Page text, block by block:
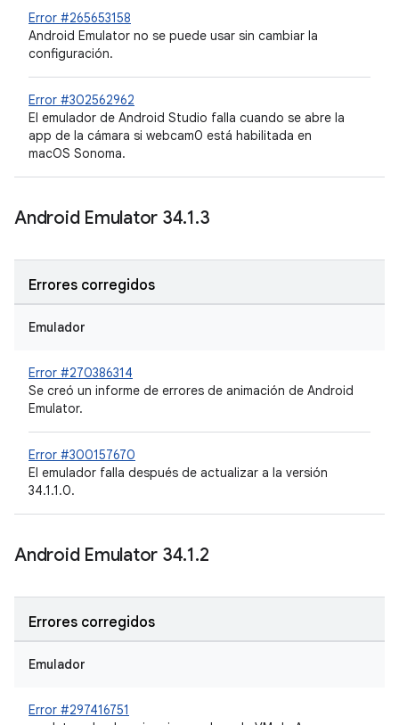
Error #265653158
Android Emulator no se puede usar sin cambiar la
configuración.
Error #302562962
El emulador de Android Studio falla cuando se abre la
app de la cámara si webcam0 está habilitada en
macOS Sonoma.
Android Emulator 34.1.3
Errores corregidos
Emulador
Error #270386314
Se creó un informe de errores de animación de Android
Emulator.
Error #300157670
El emulador falla después de actualizar a la versión
34.1.1.0.
Android Emulator 34.1.2
Errores corregidos
Emulador
Error #297416751